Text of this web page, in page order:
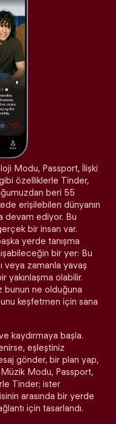
Modu, Passport, İlişki
özelliklerle Tinder,
beri 55
erişilebilen dünyanın
devam ediyor. Bu
bir insan var.
yerde tanışma
bir yer: Bu
veya zamanla yavaş
yakınlaşma olabilir.
bunun ne olduğuna
keşfetmen için sana
kaydırmaya başla.
eşleştiniz
gönder, bir plan yap,
Modu, Passport,
Tinder; ister
arasında bir yerde
için tasarlandı.